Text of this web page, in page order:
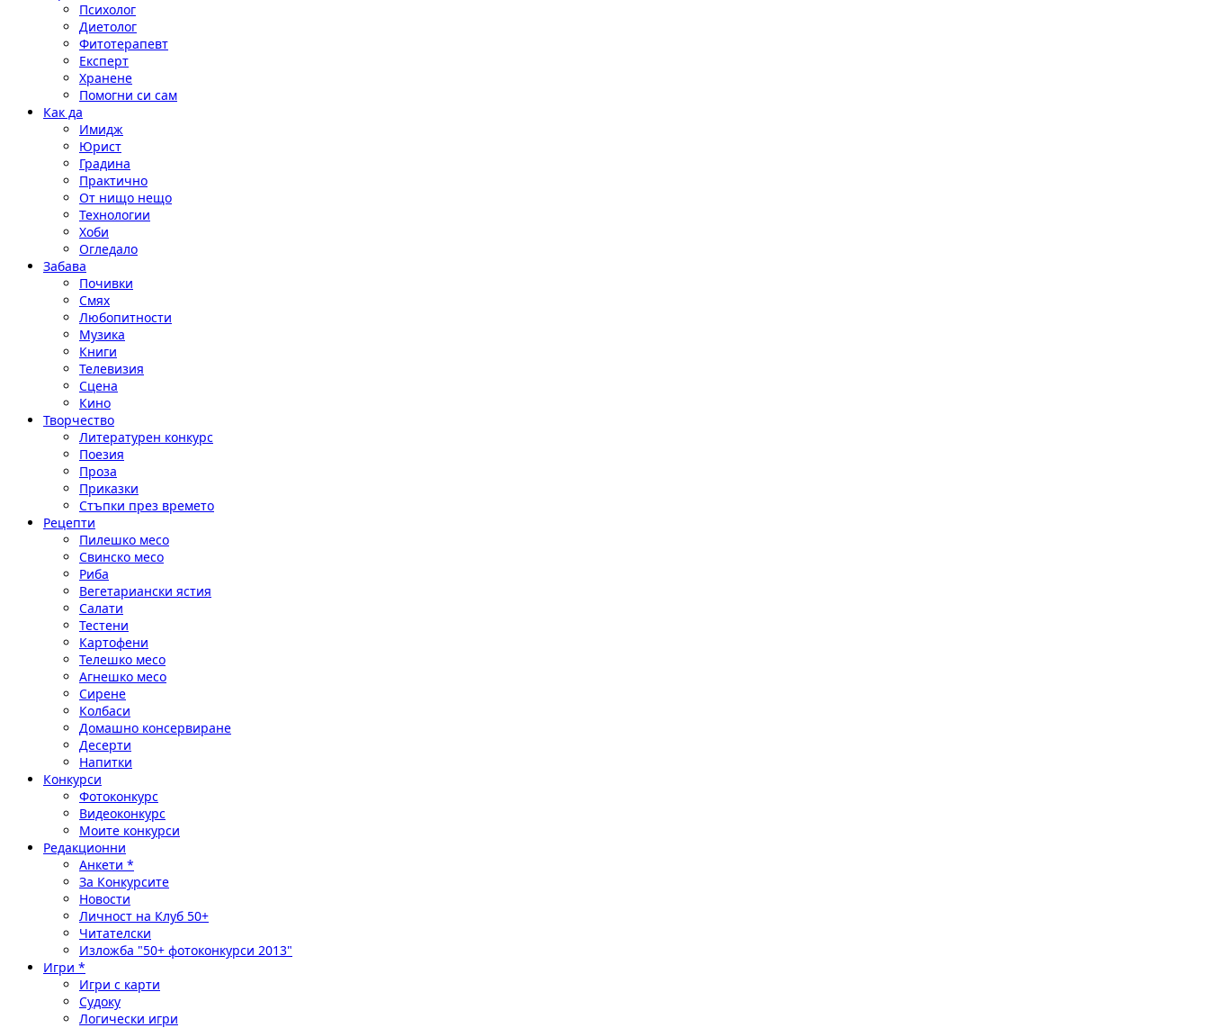
Психолог
Диетолог
Фитотерапевт
Експерт
Хранене
Помогни си сам
Как да
Имидж
Юрист
Градина
Практично
От нищо нещо
Технологии
Хоби
Огледало
Забава
Почивки
Смях
Любопитности
Музика
Книги
Телевизия
Сцена
Кино
Творчество
Литературен конкурс
Поезия
Проза
Приказки
Стъпки през времето
Рецепти
Пилешко месо
Свинско месо
Риба
Вегетариански ястия
Салати
Тестени
Картофени
Телешко месо
Агнешко месо
Сирене
Колбаси
Домашно консервиране
Десерти
Напитки
Конкурси
Фотоконкурс
Видеоконкурс
Моите конкурси
Редакционни
Анкети *
За Конкурсите
Новости
Личност на Клуб 50+
Читателски
Изложба "50+ фотоконкурси 2013"
Игри *
Игри с карти
Судоку
Логически игри